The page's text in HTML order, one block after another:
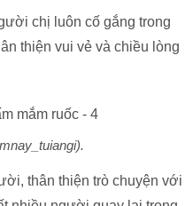
chị luôn cố gắng trong
thiện vui vẻ và chiều lòng
thân thiện trò chuyện với